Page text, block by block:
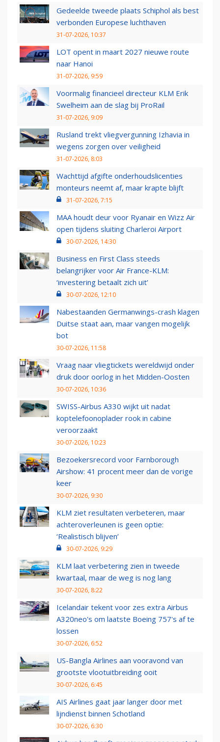
Gedeelde tweede plaats Schiphol als best
verbonden Europese luchthaven
31-07-2026, 10:37
LOT opent in maart 2027 nieuwe route
naar Hanoi
31-07-2026, 9:59
Voormalig financieel directeur KLM Erik
Swelheim aan de slag bij ProRail
31-07-2026, 9:09
Rusland trekt vliegvergunning Izhavia in
wegens zorgen over veiligheid
31-07-2026, 8:03
Wachttijd afgifte onderhoudslicenties
monteurs neemt af, maar krapte blijft
31-07-2026, 7:15
MAA houdt deur voor Ryanair en Wizz Air
open tijdens sluiting Charleroi Airport
30-07-2026, 14:30
Business en First Class steeds
belangrijker voor Air France-KLM:
‘investering betaalt zich uit’
30-07-2026, 12:10
Nabestaanden Germanwings-crash klagen
Duitse staat aan, maar vangen mogelijk
bot
30-07-2026, 11:58
Vraag naar vliegtickets wereldwijd onder
druk door oorlog in het Midden-Oosten
30-07-2026, 10:36
SWISS-Airbus A330 wijkt uit nadat
koptelefoonoplader rook in cabine
veroorzaakt
30-07-2026, 10:23
Bezoekersrecord voor Farnborough
Airshow: 41 procent meer dan de vorige
keer
30-07-2026, 9:30
KLM ziet resultaten verbeteren, maar
achteroverleunen is geen optie:
‘Realistisch blijven’
30-07-2026, 9:29
KLM laat verbetering zien in tweede
kwartaal, maar de weg is nog lang
30-07-2026, 8:22
Icelandair tekent voor zes extra Airbus
A320neo's om laatste Boeing 757's af te
lossen
30-07-2026, 6:52
US-Bangla Airlines aan vooravond van
grootste vlootuitbreiding ooit
30-07-2026, 6:45
AIS Airlines gaat jaar langer door met
lijndienst binnen Schotland
30-07-2026, 6:30